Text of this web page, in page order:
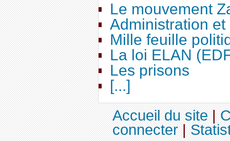
Le mouvement
Administration
Mille feuille
La loi ELAN
Les prisons
[...]
Accueil du site|
connecter|